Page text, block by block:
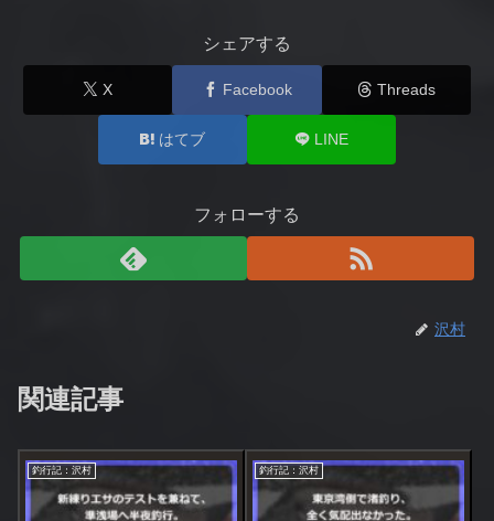
シェアする
X Facebook Threads
はてブ LINE
フォローする
沢村
関連記事
釣行記：沢村 釣行記：沢村